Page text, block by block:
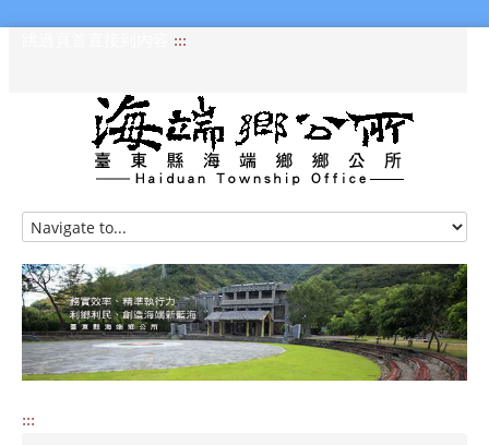
:::
HOME
訊息專區
認識海端
公所介紹
:::